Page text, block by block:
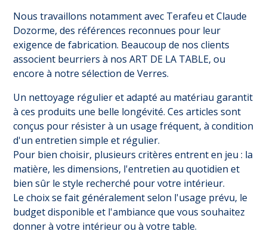
Nous travaillons notamment avec Terafeu et Claude
Dozorme, des références reconnues pour leur
exigence de fabrication. Beaucoup de nos clients
associent beurriers à nosART DE LA TABLE, ou
encore à notre sélection deVerres.
Un nettoyage régulier et adapté au matériau garantit
à ces produits une belle longévité. Ces articles sont
conçus pour résister à un usage fréquent, à condition
d'un entretien simple et régulier.
Pour bien choisir, plusieurs critères entrent en jeu : la
matière, les dimensions, l'entretien au quotidien et
bien sûr le style recherché pour votre intérieur.
Le choix se fait généralement selon l'usage prévu, le
budget disponible et l'ambiance que vous souhaitez
donner à votre intérieur ou à votre table.